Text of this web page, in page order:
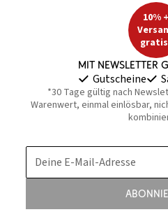
10% +
Mit Newsletter
Gutscheine
*30 Tage gültig nach
Warenwert, einmal einlösbar,
Deine E-Mail-Adresse